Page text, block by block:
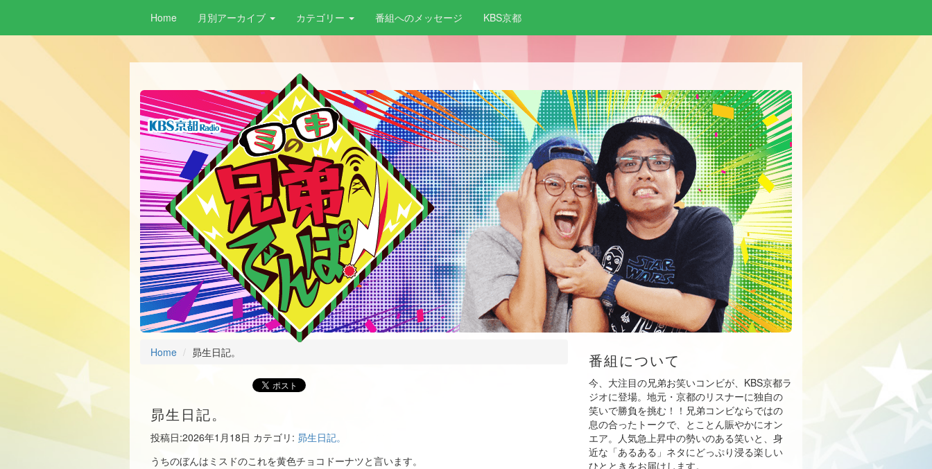
Home 月別アーカイブ カテゴリー 番組へのメッセージ KBS京都
Home 昴生日記。
昴生日記。
投稿日:2026年1月18日 カテゴリ: 昴生日記。
うちのぼんはミスドのこれを黄色チョコドーナツと言います。
番組について
今、大注目の兄弟お笑いコンビが、KBS京都ラ
ジオに登場。地元・京都のリスナーに独自の
笑いで勝負を挑む！！兄弟コンビならではの
息の合ったトークで、とことん賑やかにオン
エア。人気急上昇中の勢いのある笑いと、身
近な「あるある」ネタにどっぷり浸る楽しい
ひとときをお届けします。